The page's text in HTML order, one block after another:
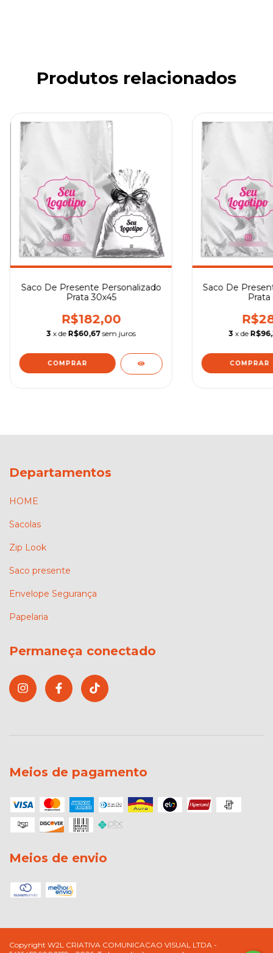
Produtos relacionados
Saco De Presente Personalizado
Prata 30x45
R$182,00
3 x de R$60,67 sem juros
COMPRAR
Saco De
Prata
3 x de
COMPRAR
Departamentos
HOME
Sacolas
Zip Look
Saco presente
Envelope Segurança
Papelaria
Permaneça conectado
Meios de pagamento
Meios de envio
Copyright W2L CRIATIVA COMUNICACAO VISUAL LTDA -